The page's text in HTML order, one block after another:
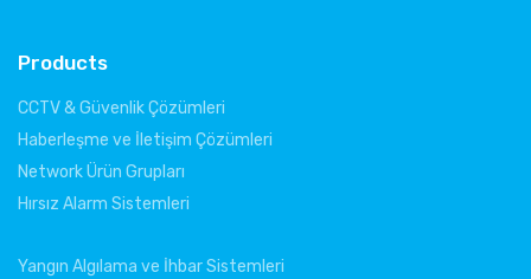
Products
CCTV & Güvenlik Çözümleri
Haberleşme ve İletişim Çözümleri
Network Ürün Grupları
Hırsız Alarm Sistemleri
Yangın Algılama ve İhbar Sistemleri